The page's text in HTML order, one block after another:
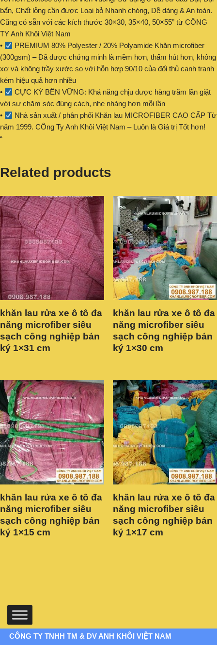
bẩn, Chất lỏng cần được Loại bỏ Nhanh chóng, Dễ dàng & An toàn.
Cũng có sẵn với các kích thước 30×30, 35×40, 50×55” từ CÔNG
TY Anh Khôi Việt Nam
•
PREMIUM 80% Polyester / 20% Polyamide Khăn microfiber
(300gsm) – Đã được chứng minh là mềm hơn, thấm hút hơn, không
xơ và không trầy xước so với hỗn hợp 90/10 của đối thủ cạnh tranh
kém hiệu quả hơn nhiều
•
CỰC KỲ BỀN VỮNG: Khả năng chịu được hàng trăm lần giặt
với sự chăm sóc đúng cách, nhẹ nhàng hơn mỗi lần
•
Nhà sản xuất / phân phối Khăn lau MICROFIBER CAO CẤP Từ
năm 1999. CÔng Ty Anh Khôi Việt Nam – Luôn là Giá trị Tốt hơn!
“
Related products
khăn lau rửa xe ô tô đa
năng microfiber siêu
sạch công nghiệp bán
ký 1×31 cm
khăn lau rửa xe ô tô đa
năng microfiber siêu
sạch công nghiệp bán
ký 1×30 cm
khăn lau rửa xe ô tô đa
năng microfiber siêu
sạch công nghiệp bán
ký 1×15 cm
khăn lau rửa xe ô tô đa
năng microfiber siêu
sạch công nghiệp bán
ký 1×17 cm
CÔNG TY TNHH TM & DV ANH KHÔI VIỆT NAM